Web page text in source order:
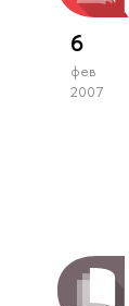
6
фев
2007